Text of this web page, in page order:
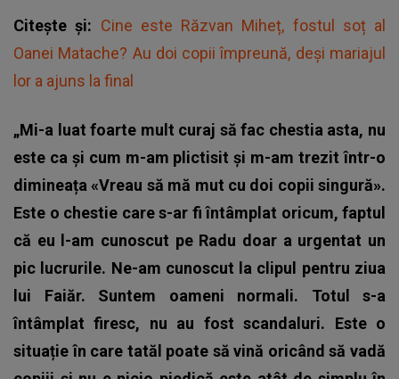
Citește și: Cine este Răzvan Miheț, fostul soț al
Oanei Matache? Au doi copii împreună, deși mariajul
lor a ajuns la final
„Mi-a luat foarte mult curaj să fac chestia asta, nu
este ca și cum m-am plictisit și m-am trezit într-o
dimineața «Vreau să mă mut cu doi copii singură».
Este o chestie care s-ar fi întâmplat oricum, faptul
că eu l-am cunoscut pe Radu doar a urgentat un
pic lucrurile. Ne-am cunoscut la clipul pentru ziua
lui Faiăr. Suntem oameni normali. Totul s-a
întâmplat firesc, nu au fost scandaluri. Este o
situație în care tatăl poate să vină oricând să vadă